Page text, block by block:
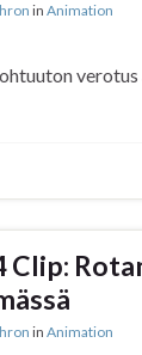
in Animation
verotus
Clip:
in Animation